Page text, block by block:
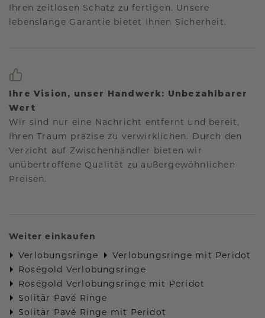
Ihren zeitlosen Schatz zu fertigen. Unsere
lebenslange Garantie bietet Ihnen Sicherheit.
Ihre Vision, unser Handwerk: Unbezahlbarer
Wert
Wir sind nur eine Nachricht entfernt und bereit,
Ihren Traum präzise zu verwirklichen. Durch den
Verzicht auf Zwischenhändler bieten wir
unübertroffene Qualität zu außergewöhnlichen
Preisen.
Weiter einkaufen
Verlobungsringe
Verlobungsringe mit Peridot
Roségold Verlobungsringe
Roségold Verlobungsringe mit Peridot
Solitär Pavé Ringe
Solitär Pavé Ringe mit Peridot